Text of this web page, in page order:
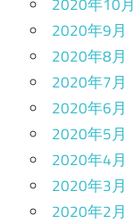
2020年9月
2020年8月
2020年7月
2020年6月
2020年5月
2020年4月
2020年3月
2020年2月